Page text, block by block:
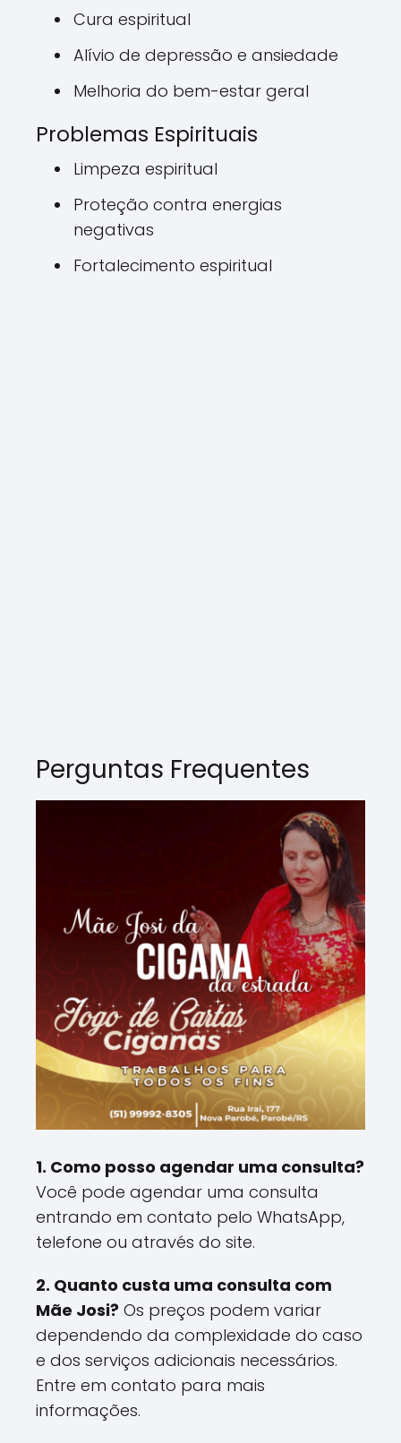
Cura espiritual
Alívio de depressão e ansiedade
Melhoria do bem-estar geral
Problemas Espirituais
Limpeza espiritual
Proteção contra energias
negativas
Fortalecimento espiritual
Perguntas Frequentes
1. Como posso agendar uma consulta?
Você pode agendar uma consulta
entrando em contato pelo WhatsApp,
telefone ou através do site.
2. Quanto custa uma consulta com
Mãe Josi? Os preços podem variar
dependendo da complexidade do caso
e dos serviços adicionais necessários.
Entre em contato para mais
informações.